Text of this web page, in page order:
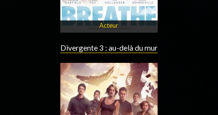
Acteur
Divergente 3 : au-delà du mur